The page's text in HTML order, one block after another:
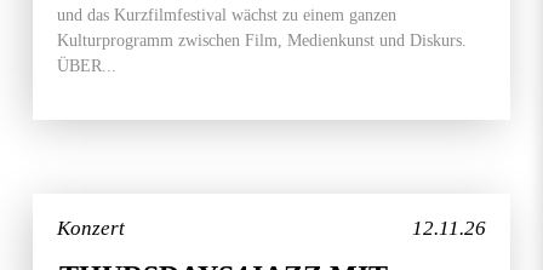
und das Kurzfilmfestival wächst zu einem ganzen
Kulturprogramm zwischen Film, Medienkunst und Diskurs.
ÜBER...
12.11.26
Konzert